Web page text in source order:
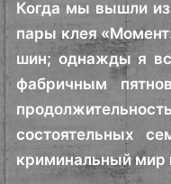
Когда мы вышли из
пары клея
шин; однажды я
фабричным
состоятельных
криминальный мир